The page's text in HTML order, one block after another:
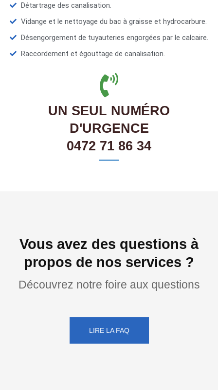
Détartrage des canalisation.
Vidange et le nettoyage du bac à graisse et hydrocarbure.
Désengorgement de tuyauteries engorgées par le calcaire.
Raccordement et égouttage de canalisation.
UN SEUL NUMÉRO
D'URGENCE
0472 71 86 34
Vous avez des questions à
propos de nos services ?
Découvrez notre foire aux questions
LIRE LA FAQ